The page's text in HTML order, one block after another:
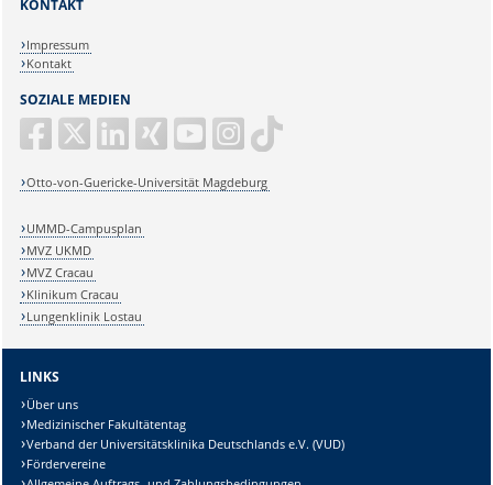
SOZIALE MEDIEN
Otto-von-Guericke-Universität Magdeburg
KONTAKT
Impressum
Kontakt
UMMD-Campusplan
MVZ UKMD
MVZ Cracau
Klinikum Cracau
Lungenklinik Lostau
LINKS
Über uns
Medizinischer Fakultätentag
Verband der Universitätsklinika Deutschlands e.V. (VUD)
Fördervereine